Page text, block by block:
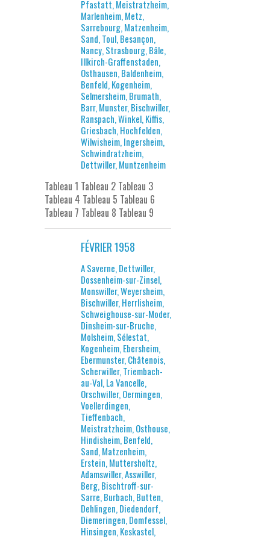
Pfastatt, Meistratzheim,
Marlenheim, Metz,
Sarrebourg, Matzenheim,
Sand, Toul, Besançon,
Nancy, Strasbourg, Bâle,
Illkirch-Graffenstaden,
Osthausen, Baldenheim,
Benfeld, Kogenheim,
Selmersheim, Brumath,
Barr, Munster, Bischwiller,
Ranspach, Winkel, Kiffis,
Griesbach, Hochfelden,
Wilwisheim, Ingersheim,
Schwindratzheim,
Dettwiller, Muntzenheim
Tableau 1 Tableau 2 Tableau 3
Tableau 4 Tableau 5 Tableau 6
Tableau 7 Tableau 8 Tableau 9
FÉVRIER 1958
A Saverne, Dettwiller,
Dossenheim-sur-Zinsel,
Monswiller, Weyersheim,
Bischwiller, Herrlisheim,
Schweighouse-sur-Moder,
Dinsheim-sur-Bruche,
Molsheim, Sélestat,
Kogenheim, Ebersheim,
Ebermunster, Châtenois,
Scherwiller, Triembach-
au-Val, La Vancelle,
Orschwiller, Oermingen,
Voellerdingen,
Tieffenbach,
Meistratzheim, Osthouse,
Hindisheim, Benfeld,
Sand, Matzenheim,
Erstein, Muttersholtz,
Adamswiller, Asswiller,
Berg, Bischtroff-sur-
Sarre, Burbach, Butten,
Dehlingen, Diedendorf,
Diemeringen, Domfessel,
Hinsingen, Keskastel,